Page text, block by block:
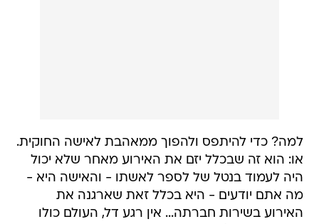
למה? כדי להיתפס ולהפוך ממאהבת לאישה החוקית.
או: הוא זה שבכלל יזם את האירוע מאחר שלא יכול
היה לעמוד בנטל של לספר לאשתו - והאישה היא -
מה אתם יודעים - היא בכלל זאת שארגנה את
האירוע בשירות חברתה... אין רגע דל, העולם כולו